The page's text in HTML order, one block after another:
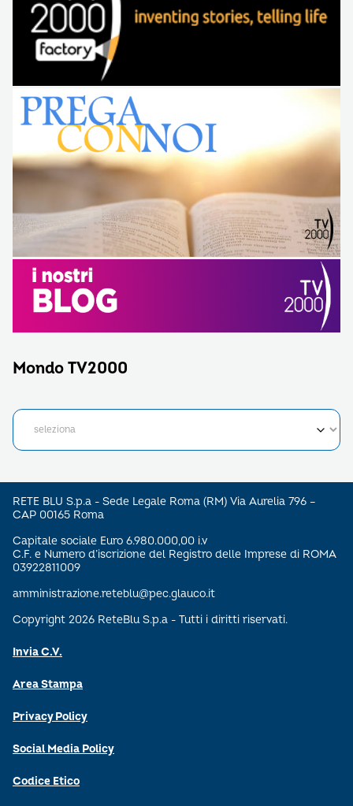
Mondo TV2000
RETE BLU S.p.a - Sede Legale Roma (RM) Via Aurelia 796 –
CAP 00165 Roma
Capitale sociale Euro 6.980.000,00 i.v
C.F. e Numero d’iscrizione del Registro delle Imprese di ROMA
03922811009
amministrazione.reteblu@pec.glauco.it
Copyright 2026 ReteBlu S.p.a - Tutti i diritti riservati.
Invia C.V.
Area Stampa
Privacy Policy
Social Media Policy
Codice Etico